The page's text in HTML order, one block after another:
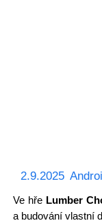
2.9.2025
Ve hře Lumber
a budování vlastní